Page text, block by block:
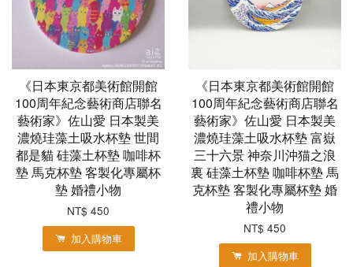
《日本東京都美術館開館
100周年紀念藝術商店聯名
藝術家》佐山愛 日本製美
濃燒珪藻土吸水杯墊 世間
都是貓 硅藻土杯墊 咖啡杯
墊 馬克杯墊 客製化專屬杯
墊 婚禮小物
NT$ 450
加入購物車
《日本東京都美術館開館
100周年紀念藝術商店聯名
藝術家》佐山愛 日本製美
濃燒珪藻土吸水杯墊 富嶽
三十六景 神奈川沖猫之浪
裏 硅藻土杯墊 咖啡杯墊 馬
克杯墊 客製化專屬杯墊 婚
禮小物
NT$ 450
加入購物車